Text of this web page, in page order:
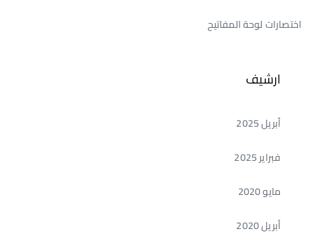
اختصارات لوحة المفاتيح
ارشيف
أبريل 2025
فبراير 2025
مايو 2020
أبريل 2020